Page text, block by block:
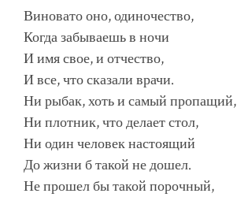
Виновато оно, одиночество,
Когда забываешь в ночи
И имя свое, и отчество,
И все, что сказали врачи.
Ни рыбак, хоть и самый пропащий,
Ни плотник, что делает стол,
Ни один человек настоящий
До жизни б такой не дошел.
Не прошел бы такой порочный,